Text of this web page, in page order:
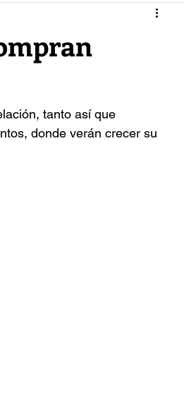
tanto así que
donde verán crecer su